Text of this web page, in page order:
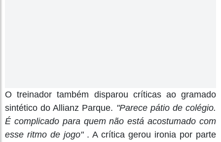
O treinador também disparou críticas ao gramado
sintético do Allianz Parque. "Parece pátio de colégio.
É complicado para quem não está acostumado com
esse ritmo de jogo". A crítica gerou ironia por parte